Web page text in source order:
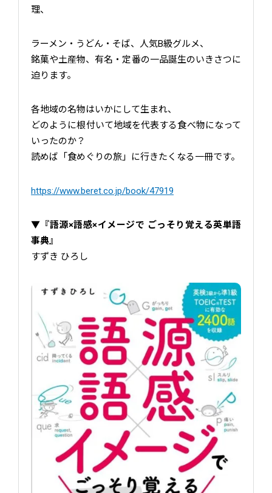
理、
ラーメン・うどん・そば、人気B級グルメ、
銘菓や土産物、有名・定番の一品誕生のいきさつに
迫ります。
各地域の名物はいかにして生まれ、
どのように根付いて地域を代表する食べ物になって
いったのか？
読めば「食めぐりの旅」に行きたくなる一冊です。
https://www.beret.co.jp/book/47919
▼『語源×語感×イメージで ごっそり覚える英単語
事典』
すずき ひろし